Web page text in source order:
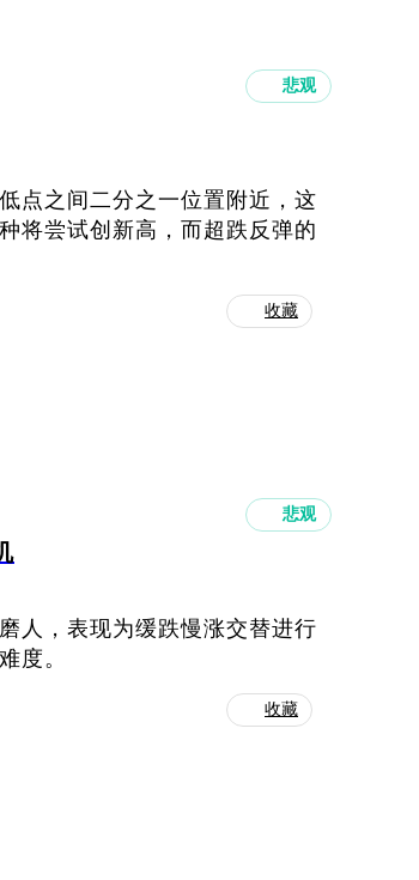
悲观
点之间二分之一位置附近，这
将尝试创新高，而超跌反弹的
收藏
悲观
人，表现为缓跌慢涨交替进行
度。
收藏